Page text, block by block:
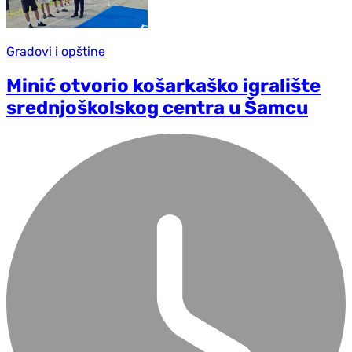
Gradovi i opštine
Minić otvorio košarkaško igralište
srednjoškolskog centra u Šamcu